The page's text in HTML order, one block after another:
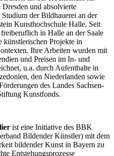
und absolvierte
Studium der Bildhauerei an der
Kunsthochschule Halle. Seit
in Halle an der Saale
künstlerischen Projekte in
Ihre Arbeiten wurden mit
und Preisen im In- und
u.a. durch Aufenthalte in
den Niederlanden sowie
des Landes Sachsen-
Kunstfonds.
ist eine Initiative des BBK
Bildender Künstler) mit dem
bildender Kunst in Bayern zu
Entstehungsprozesse